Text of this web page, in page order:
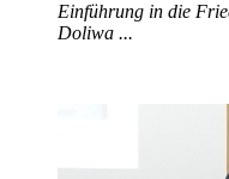
Einführung in die
Doliwa ...